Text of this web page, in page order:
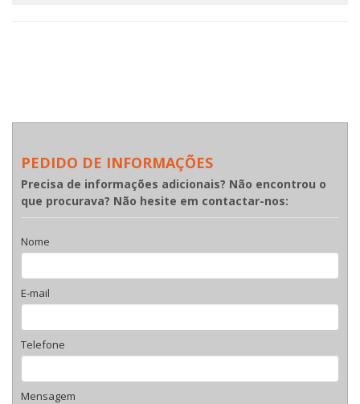
PEDIDO DE INFORMAÇÕES
Precisa de informações adicionais? Não encontrou o
que procurava? Não hesite em contactar-nos:
Nome
E-mail
Telefone
Mensagem